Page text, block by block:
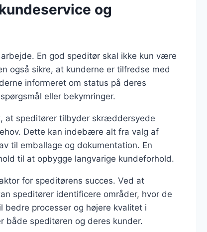
og
En god speditør skal ikke kun være
også sikre, at kunderne er tilfredse med
informeret om status på deres
eller bekymringer.
at speditører tilbyder skræddersyede
Dette kan indebære alt fra valg af
til emballage og dokumentation. En
til at opbygge langvarige kundeforhold.
for speditørens succes. Ved at
speditører identificere områder, hvor de
processer og højere kvalitet i
både speditøren og deres kunder.